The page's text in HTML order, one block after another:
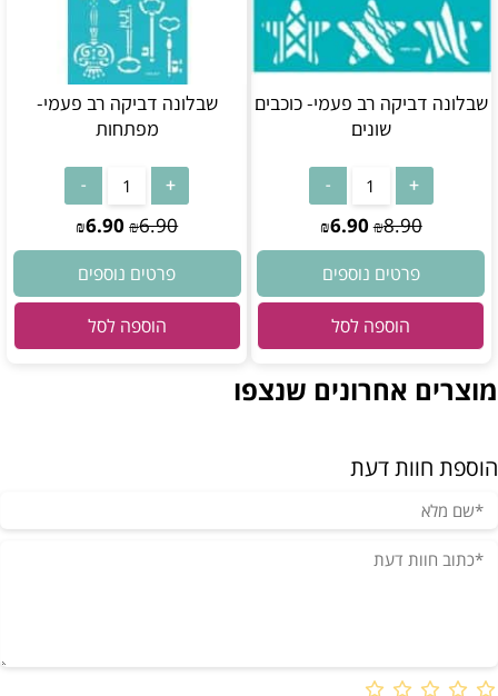
שבלונה דביקה רב פעמי- כוכבים
שונים
₪8.90
₪6.90
פרטים נוספים
הוספה לסל
שבלונה דביקה רב פעמי-
מפתחות
₪6.90
₪6.90
פרטים נוספים
הוספה לסל
מוצרים אחרונים שנצפו
הוספת חוות דעת